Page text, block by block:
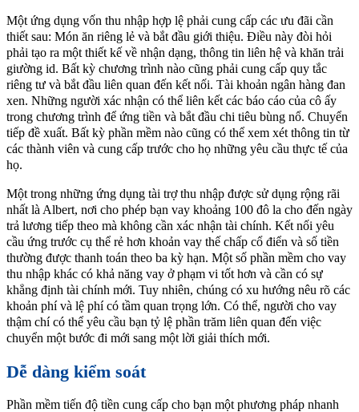
Một ứng dụng vốn thu nhập hợp lệ phải cung cấp các ưu đãi cần
thiết sau: Món ăn riêng lẻ và bắt đầu giới thiệu. Điều này đòi hỏi
phải tạo ra một thiết kế về nhận dạng, thông tin liên hệ và khăn trải
giường id. Bất kỳ chương trình nào cũng phải cung cấp quy tắc
riêng tư và bắt đầu liên quan đến kết nối. Tài khoản ngân hàng đan
xen. Những người xác nhận có thể liên kết các báo cáo của cô ấy
trong chương trình để ứng tiền và bắt đầu chi tiêu bùng nổ. Chuyển
tiếp đề xuất. Bất kỳ phần mềm nào cũng có thể xem xét thông tin từ
các thành viên và cung cấp trước cho họ những yêu cầu thực tế của
họ.
Một trong những ứng dụng tài trợ thu nhập được sử dụng rộng rãi
nhất là Albert, nơi cho phép bạn vay khoảng 100 đô la cho đến ngày
trả lương tiếp theo mà không cần xác nhận tài chính. Kết nối yêu
cầu ứng trước cụ thể rẻ hơn khoản vay thế chấp cổ điển và số tiền
thường được thanh toán theo ba kỳ hạn. Một số phần mềm cho vay
thu nhập khác có khả năng vay ở phạm vi tốt hơn và cần có sự
khẳng định tài chính mới. Tuy nhiên, chúng có xu hướng nêu rõ các
khoản phí và lệ phí có tầm quan trọng lớn. Có thể, người cho vay
thậm chí có thể yêu cầu bạn tỷ lệ phần trăm liên quan đến việc
chuyển một bước đi mới sang một lời giải thích mới.
Dễ dàng kiểm soát
Phần mềm tiến độ tiền cung cấp cho bạn một phương pháp nhanh